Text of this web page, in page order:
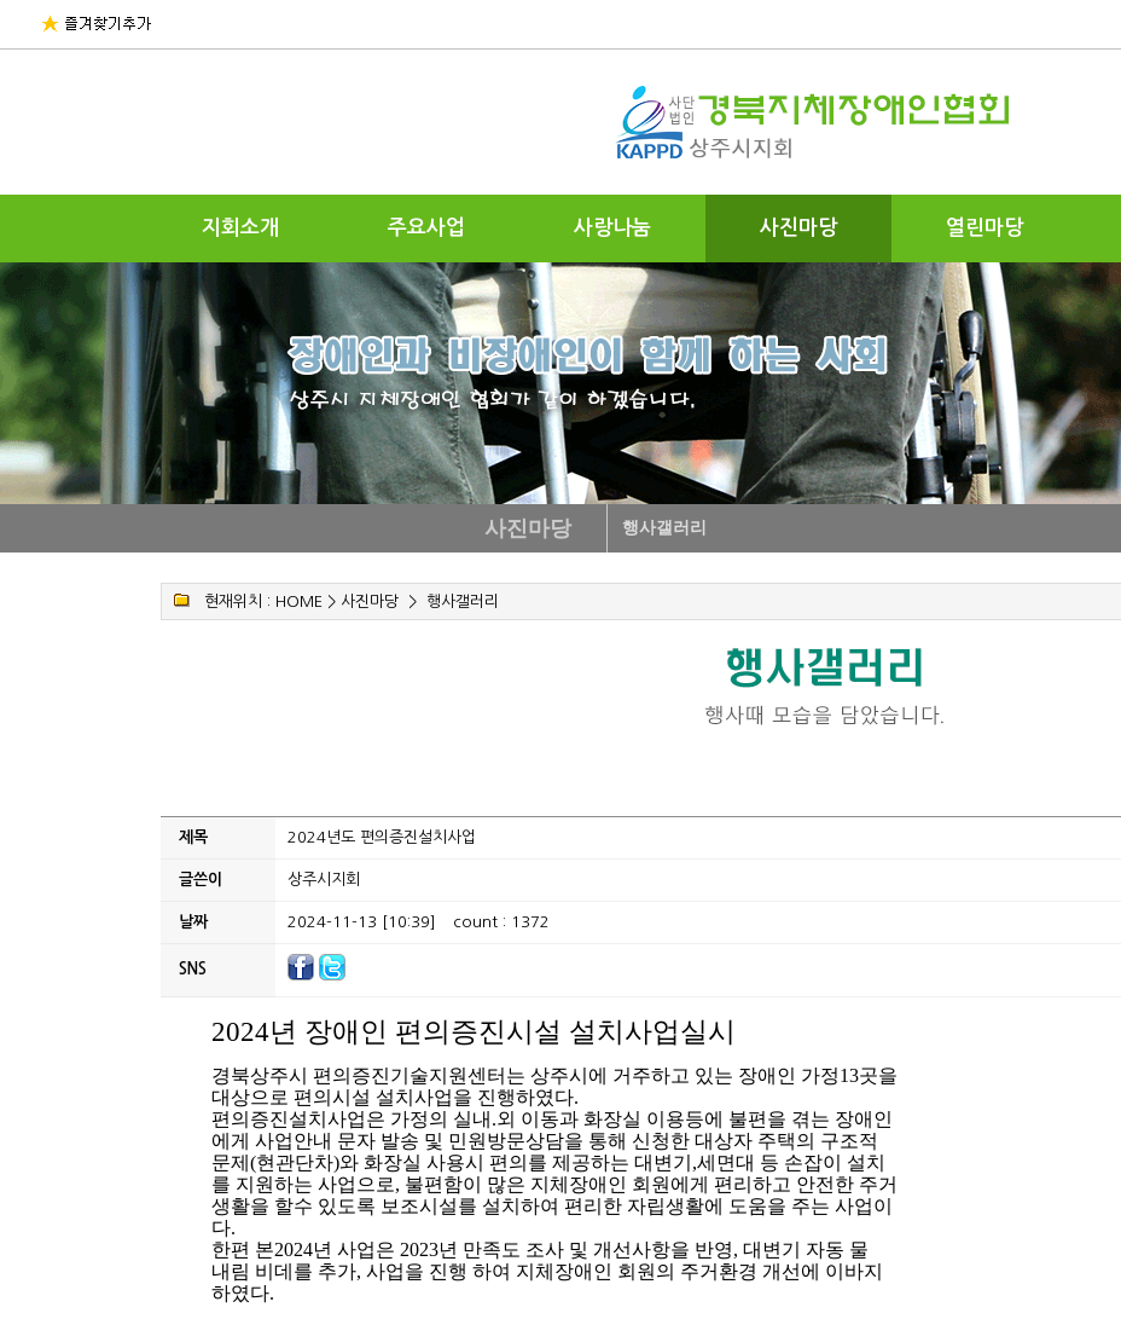
지회소개 주요사업 사랑나눔 사진마당 열린마당
사진마당 행사갤러리
현재위치 : HOME > 사진마당> 행사갤러리
제목 2024년도 편의증진설치사업
글쓴이 상주시지회
날짜 2024-11-13 [10:39] count : 1372
SNS
2024년 장애인 편의증진시설 설치사업실시
경북상주시 편의증진기술지원센터는 상주시에 거주하고 있는 장애인 가정13곳을
대상으 로 편의시설 설치사업을 진행하였다.
편의증진설치사업은 가정의 실내 .외 이동과 화장실 이용등에 불편을 겪는 장애인
에게 사업안내 문자 발송 및 민원방문상담을 통해 신청한 대상자 주택의 구조적
문제(현관단차)와 화장실 사용시 편의를 제공하는 대변기 ,세면대 등 손잡이 설치
를 지원하는 사업으로, 불편함이 많은 지체장애인 회원에게 편리하고 안전한 주거
생활을 할수 있도록 보조시설를 설치하여 편리한 자립생활에 도움을 주는 사업이
다.
한편 본2024년 사업은 2023년 만족도 조사 및 개선사항을 반영,대변기 자동 물
내림 비데 를 추가,사업을 진행 하여 지체장애인 회원의 주거환경 개선에 이바지
하였다.